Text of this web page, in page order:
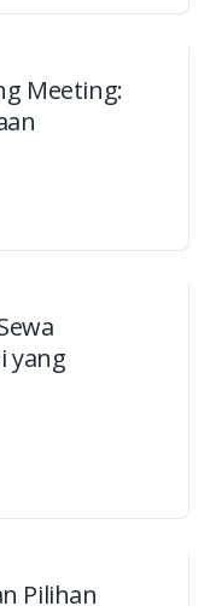
Meeting:
yang
Pilihan